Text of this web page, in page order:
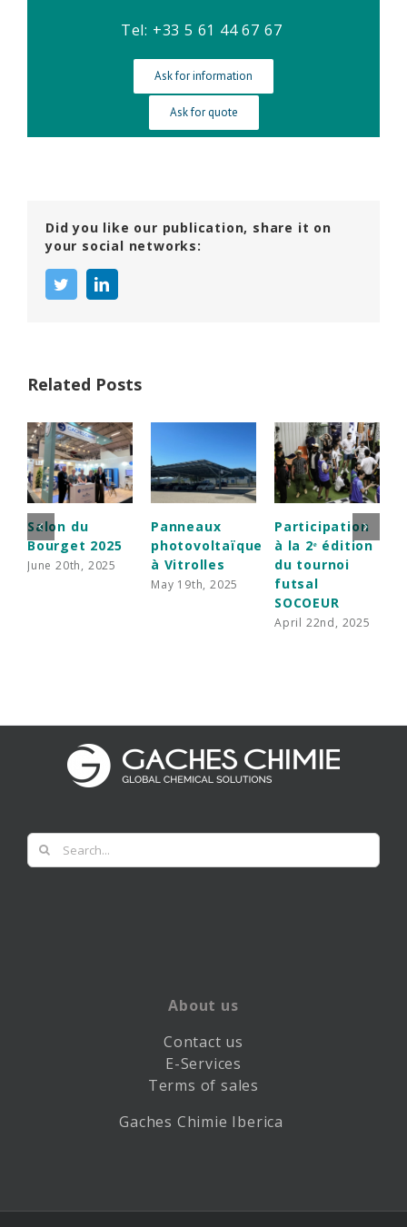
Tel: +33 5 61 44 67 67
Ask for information
Ask for quote
Did you like our publication, share it on
your social networks:
twitterlinkedin
Related Posts
Salon du
Bourget 2025
June 20th, 2025
Panneaux
photovoltaïque
à Vitrolles
May 19th, 2025
Participation
à la 2ᵉ édition
du tournoi
futsal
SOCOEUR
April 22nd, 2025
Search
for:
About us
Contact us
E-Services
Terms of sales
Gaches Chimie Iberica